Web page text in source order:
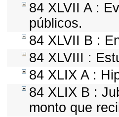
84 XLVII A :
públicos.
84 XLVII B :
84 XLVIII :
84 XLIX A :
84 XLIX B :
monto que